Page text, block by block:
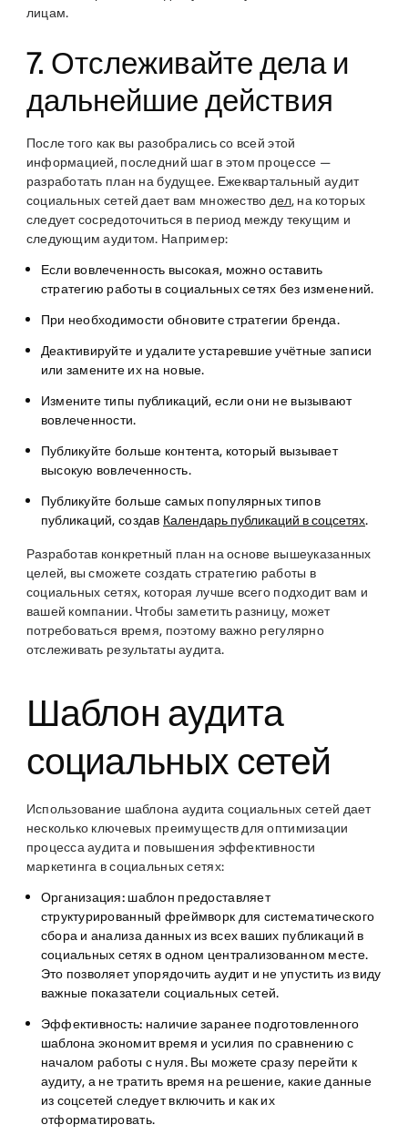
лицам.
7. Отслеживайте дела и
дальнейшие действия
После того как вы разобрались со всей этой
информацией, последний шаг в этом процессе —
разработать план на будущее. Ежеквартальный аудит
социальных сетей дает вам множество дел, на которых
следует сосредоточиться в период между текущим и
следующим аудитом. Например:
Если вовлеченность высокая, можно оставить
стратегию работы в социальных сетях без изменений.
При необходимости обновите стратегии бренда.
Деактивируйте и удалите устаревшие учётные записи
или замените их на новые.
Измените типы публикаций, если они не вызывают
вовлеченности.
Публикуйте больше контента, который вызывает
высокую вовлеченность.
Публикуйте больше самых популярных типов
публикаций, создав Календарь публикаций в соцсетях.
Разработав конкретный план на основе вышеуказанных
целей, вы сможете создать стратегию работы в
социальных сетях, которая лучше всего подходит вам и
вашей компании. Чтобы заметить разницу, может
потребоваться время, поэтому важно регулярно
отслеживать результаты аудита.
Шаблон аудита
социальных сетей
Использование шаблона аудита социальных сетей дает
несколько ключевых преимуществ для оптимизации
процесса аудита и повышения эффективности
маркетинга в социальных сетях:
Организация: шаблон предоставляет
структурированный фреймворк для систематического
сбора и анализа данных из всех ваших публикаций в
социальных сетях в одном централизованном месте.
Это позволяет упорядочить аудит и не упустить из виду
важные показатели социальных сетей.
Эффективность: наличие заранее подготовленного
шаблона экономит время и усилия по сравнению с
началом работы с нуля. Вы можете сразу перейти к
аудиту, а не тратить время на решение, какие данные
из соцсетей следует включить и как их
отформатировать.